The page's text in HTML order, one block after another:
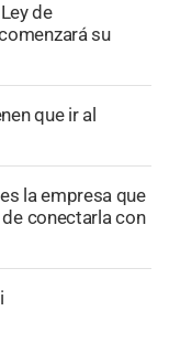
de
su
que ir al
la empresa que
conectarla con